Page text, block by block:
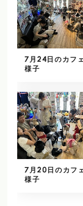
7月24日のカフ
様子
7月20日のカフ
様子